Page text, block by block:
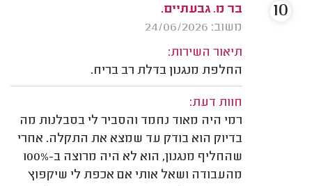
בר מ. גבעתיים.
משוב: 24/06/2026
תיאור השירות:
החלפת מנגנון בדלת רב בריח.
חוות דעת:
רמי היה מאוד נחמד והסביר לי בסבלנות מה
בדיוק הוא בודק עד שמצא את התקלה. אחרי
שהחליף מנגנון, הוא לא היה מרוצה ב-100%
מהעבודה ושאל אותי אם אכפת לי שיקפוץ
10